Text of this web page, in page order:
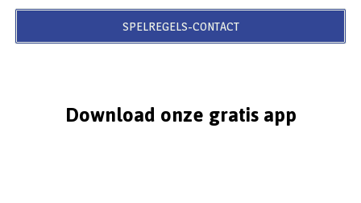
SPELREGELS-CONTACT
Download onze gratis app